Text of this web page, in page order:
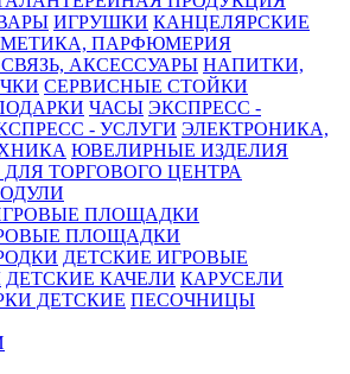
ИГРУШКИ КАНЦЕЛЯРСКИЕ
ПАРФЮМЕРИЯ
АКСЕССУАРЫ НАПИТКИ,
СЕРВИСНЫЕ СТОЙКИ
ЧАСЫ ЭКСПРЕСС -
- УСЛУГИ ЭЛЕКТРОНИКА,
ЮВЕЛИРНЫЕ ИЗДЕЛИЯ
ТОРГОВОГО ЦЕНТРА
ПЛОЩАДКИ
ДЕТСКИЕ ИГРОВЫЕ
ДЕТСКИЕ КАЧЕЛИ КАРУСЕЛИ
ДЕТСКИЕ ПЕСОЧНИЦЫ